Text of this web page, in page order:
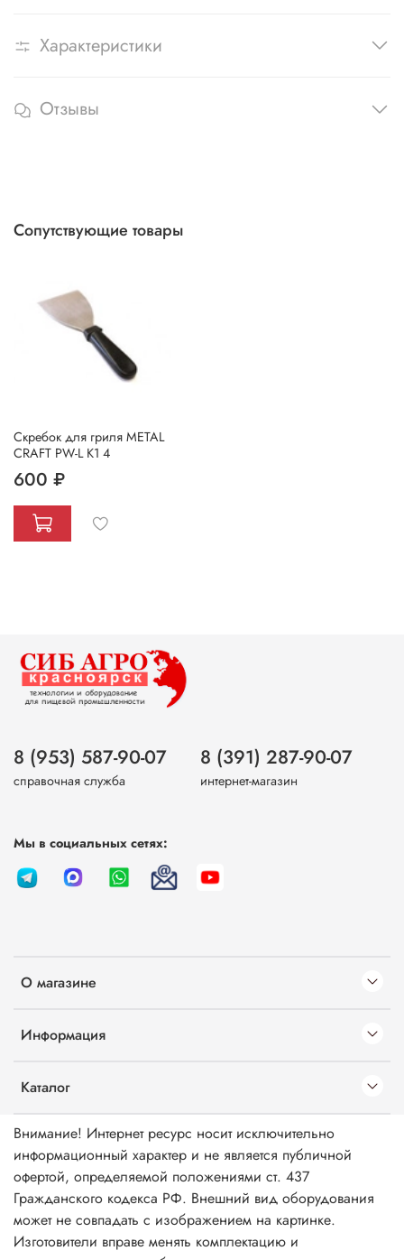
Характеристики
Отзывы
Сопутствующие товары
Скребок для гриля METAL
CRAFT PW-L K1 4
600 ₽
О магазине
Информация
Каталог
8 (953) 587-90-07
справочная служба
8 (391) 287-90-07
интернет-магазин
Мы в социальных сетях:
Внимание! Интернет ресурс носит исключительно
информационный характер и не является публичной
офертой, определяемой положениями ст. 437
Гражданского кодекса РФ. Внешний вид оборудования
может не совпадать с изображением на картинке.
Изготовители вправе менять комплектацию и